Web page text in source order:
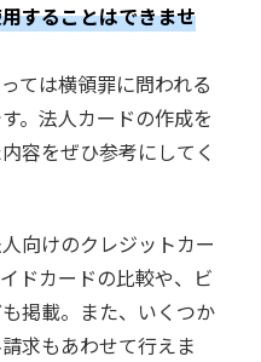
することはできませ
ては横領罪に問われる
。法人カードの作成を
容をぜひ参考にしてく
向けのクレジットカー
ドカードの比較や、ビ
掲載。また、いくつか
求もあわせて行えま